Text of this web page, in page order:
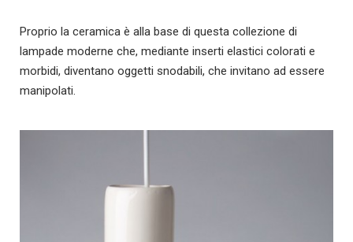
Proprio la ceramica è alla base di questa collezione di
lampade moderne che, mediante inserti elastici colorati e
morbidi, diventano oggetti snodabili, che invitano ad essere
manipolati.